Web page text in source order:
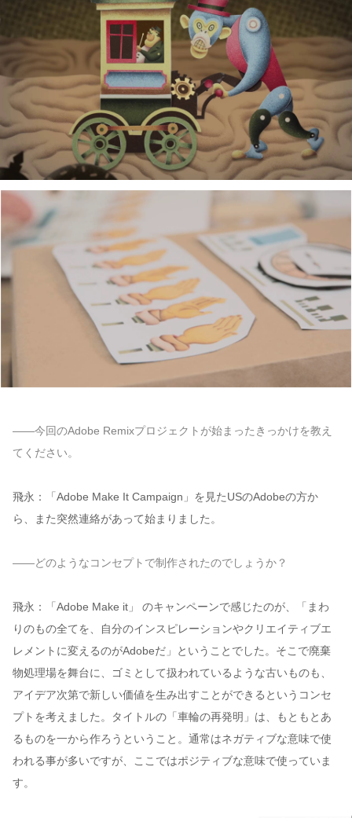
——今回のAdobe Remixプロジェクトが始まったきっかけを教え
てください。
飛永：「Adobe Make It Campaign」を見たUSのAdobeの方か
ら、また突然連絡があって始まりました。
——どのようなコンセプトで制作されたのでしょうか？
飛永：「Adobe Make it」 のキャンペーンで感じたのが、「まわ
りのもの全てを、自分のインスピレーションやクリエイティブエ
レメントに変えるのがAdobeだ」ということでした。そこで廃棄
物処理場を舞台に、ゴミとして扱われているような古いものも、
アイデア次第で新しい価値を生み出すことができるというコンセ
プトを考えました。タイトルの「車輪の再発明」は、もともとあ
るものを一から作ろうということ。通常はネガティブな意味で使
われる事が多いですが、ここではポジティブな意味で使っていま
す。